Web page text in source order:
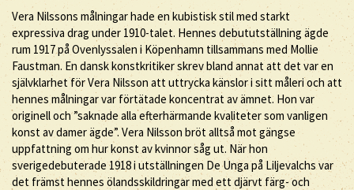
Vera Nilssons målningar hade en kubistisk stil med starkt
expressiva drag under 1910-talet. Hennes debututställning ägde
rum 1917 på Ovenlyssalen i Köpenhamn tillsammans med Mollie
Faustman. En dansk konstkritiker skrev bland annat att det var en
självklarhet för Vera Nilsson att uttrycka känslor i sitt måleri och att
hennes målningar var förtätade koncentrat av ämnet. Hon var
originell och ”saknade alla efterhärmande kvaliteter som vanligen
konst av damer ägde”. Vera Nilsson bröt alltså mot gängse
uppfattning om hur konst av kvinnor såg ut. När hon
sverigedebuterade 1918 i utställningen De Unga på Liljevalchs var
det främst hennes ölandsskildringar med ett djärvt färg- och